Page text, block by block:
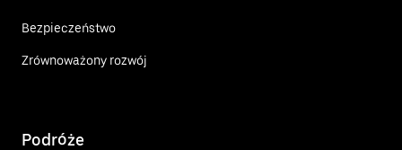
Bezpieczeństwo
Zrównoważony rozwój
Podróże